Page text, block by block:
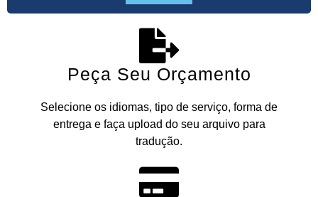
Peça Seu Orçamento
Selecione os idiomas, tipo de serviço, forma de
entrega e faça upload do seu arquivo para
tradução.